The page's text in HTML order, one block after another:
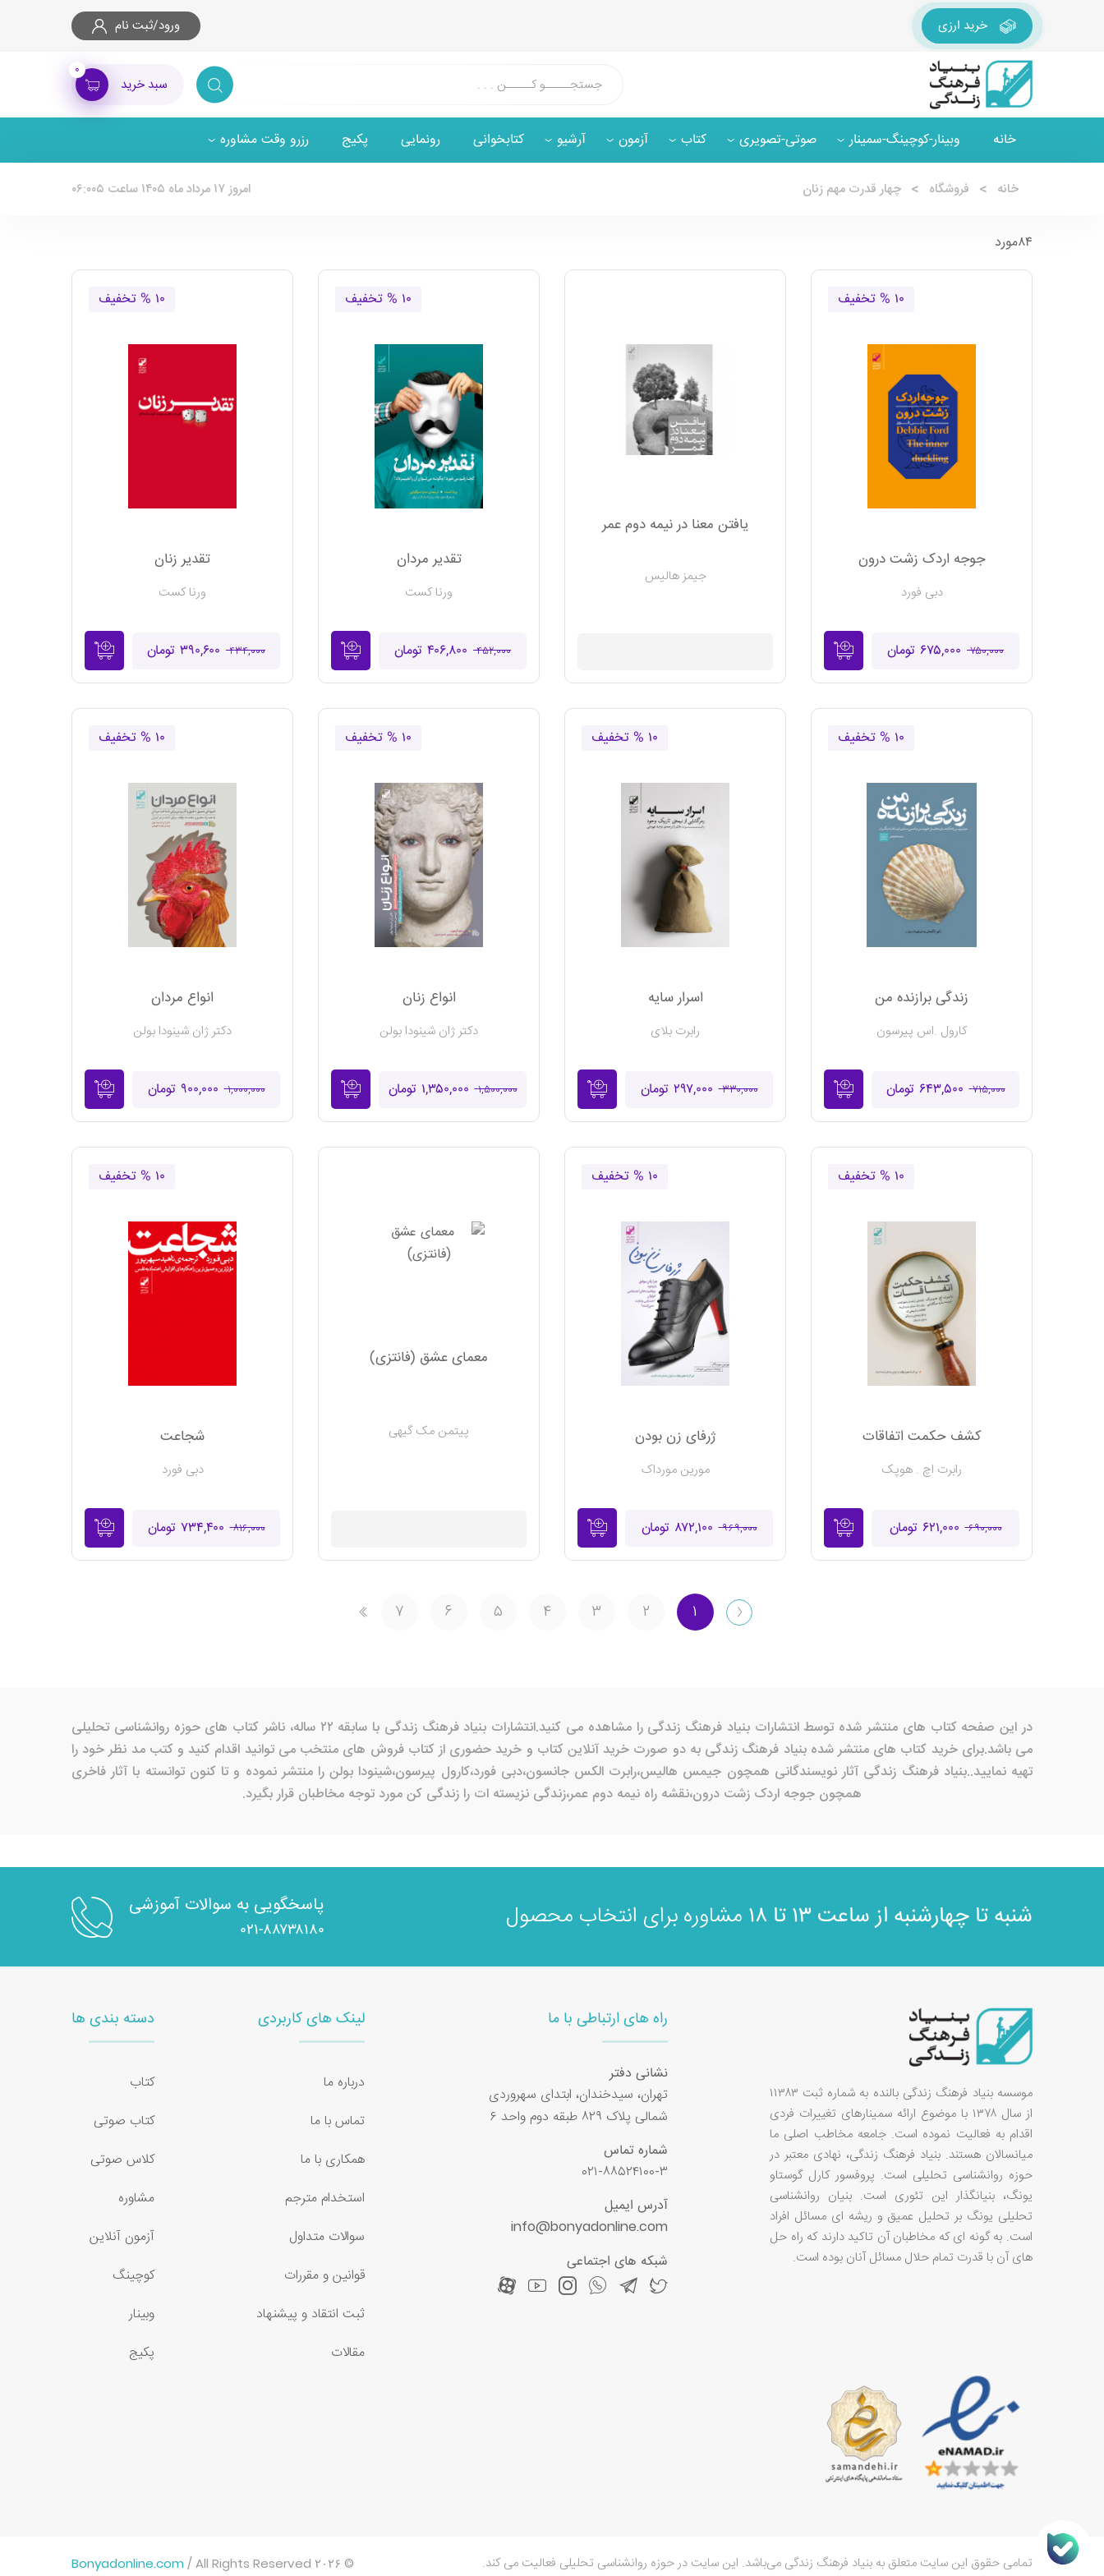
خرید ارزی ورود/ثبت نام
سبد خرید
۰
خانه وبینار-کوچینگ-سمینار صوتی-تصویری کتاب آزمون آرشیو کتابخوانی رونمایی پکیج رزرو وقت مشاوره
خانه فروشگاه چهار قدرت مهم زنان امروز ۱۷ مرداد ماه ۱۴۰۵ ساعت ۰۶:۰۰۵
۸۴مورد
۱۰ % تخفیف
جوجه اردک زشت درون
دبی فورد
۷۵۰,۰۰۰ ۶۷۵,۰۰۰ تومان
یافتن معنا در نیمه دوم عمر
جیمز هالیس
۱۰ % تخفیف
تقدیر مردان
ورنا کست
۴۵۲,۰۰۰ ۴۰۶,۸۰۰ تومان
۱۰ % تخفیف
تقدیر زنان
ورنا کست
۴۳۴,۰۰۰ ۳۹۰,۶۰۰ تومان
۱۰ % تخفیف
زندگی برازنده من
کارول .اس پیرسون
۷۱۵,۰۰۰ ۶۴۳,۵۰۰ تومان
۱۰ % تخفیف
اسرار سایه
رابرت بلای
۳۳۰,۰۰۰ ۲۹۷,۰۰۰ تومان
۱۰ % تخفیف
انواع زنان
دکتر ژان شینودا بولن
۱,۵۰۰,۰۰۰ ۱,۳۵۰,۰۰۰ تومان
۱۰ % تخفیف
انواع مردان
دکتر ژان شینودا بولن
۱,۰۰۰,۰۰۰ ۹۰۰,۰۰۰ تومان
۱۰ % تخفیف
کشف حکمت اتفاقات
رابرت اچ . هوپک
۶۹۰,۰۰۰ ۶۲۱,۰۰۰ تومان
۱۰ % تخفیف
ژرفای زن بودن
مورین مورداک
۹۶۹,۰۰۰ ۸۷۲,۱۰۰ تومان
معمای عشق (فانتزی)
پیتمن مک گیهی
۱۰ % تخفیف
شجاعت
دبی فورد
۸۱۶,۰۰۰ ۷۳۴,۴۰۰ تومان
۱ ۲ ۳ ۴ ۵ ۶ ۷
در این صفحه کتاب های منتشر شده توسط انتشارات بنیاد فرهنگ زندگی را مشاهده می کنید.انتشارات بنیاد فرهنگ زندگی با سابقه ۲۲ ساله، ناشر کتاب های حوزه روانشناسی تحلیلی
می باشد.برای خرید کتاب های منتشر شده بنیاد فرهنگ زندگی به دو صورت خرید آنلاین کتاب و خرید حضوری از کتاب فروش های منتخب می توانید اقدام کنید و کتب مد نظر خود را
تهیه نمایید..بنیاد فرهنگ زندگی آثار نویسندگانی همچون جیمس هالیس،رابرت الکس جانسون،دبی فورد،کارول پیرسون،شینودا بولن را منتشر نموده و تا کنون توانسته با آثار فاخری
همچون جوجه اردک زشت درون،نقشه راه نیمه دوم عمر،زندگی نزیسته ات را زندگی کن مورد توجه مخاطبان قرار بگیرد.
شنبه تا چهارشنبه از ساعت ۱۳ تا ۱۸ مشاوره برای انتخاب محصول پاسخگویی به سوالات آموزشی
۰۲۱-۸۸۷۳۸۱۸۰
موسسه بنیاد فرهنگ زندگی بالنده به شماره ثبت ۱۱۳۸۳
از سال ۱۳۷۸ با موضوع ارائه سمینارهای تغییرات فردی
اقدام به فعالیت نموده است. جامعه مخاطب اصلی ما
میانسالان هستند. بنیاد فرهنگ زندگی، نهادی معتبر در
حوزه روانشناسی تحلیلی است. پروفسور کارل گوستاو
یونگ، بنیانگذار این تئوری است. بنیان روانشناسی
تحلیلی یونگ بر تحلیل عمیق و ریشه ای مسائل افراد
است. به گونه ای که مخاطبان آن تاکید دارند که راه حل
های آن با قدرت تمام حلال مسائل آنان بوده است.
راه های ارتباطی با ما
نشانی دفتر
تهران، سیدخندان، ابتدای سهروردی
شمالی پلاک ۸۲۹ طبقه دوم واحد ۶
شماره تماس
۰۲۱-۸۸۵۲۴۱۰۰-۳
آدرس ایمیل
info@bonyadonline.com
شبکه های اجتماعی
لینک های کاربردی
درباره ما
تماس با ما
همکاری با ما
استخدام مترجم
سوالات متداول
قوانین و مقررات
ثبت انتقاد و پیشنهاد
مقالات
دسته بندی ها
کتاب
کتاب صوتی
کلاس صوتی
مشاوره
آزمون آنلاین
کوچینگ
وبینار
پکیج
تمامی حقوق این سایت متعلق به بنیاد فرهنگ زندگی می‌باشد. این سایت در حوزه روانشناسی تحلیلی فعالیت می کند. Bonyadonline.com / All Rights Reserved ۲۰۲۶ ©